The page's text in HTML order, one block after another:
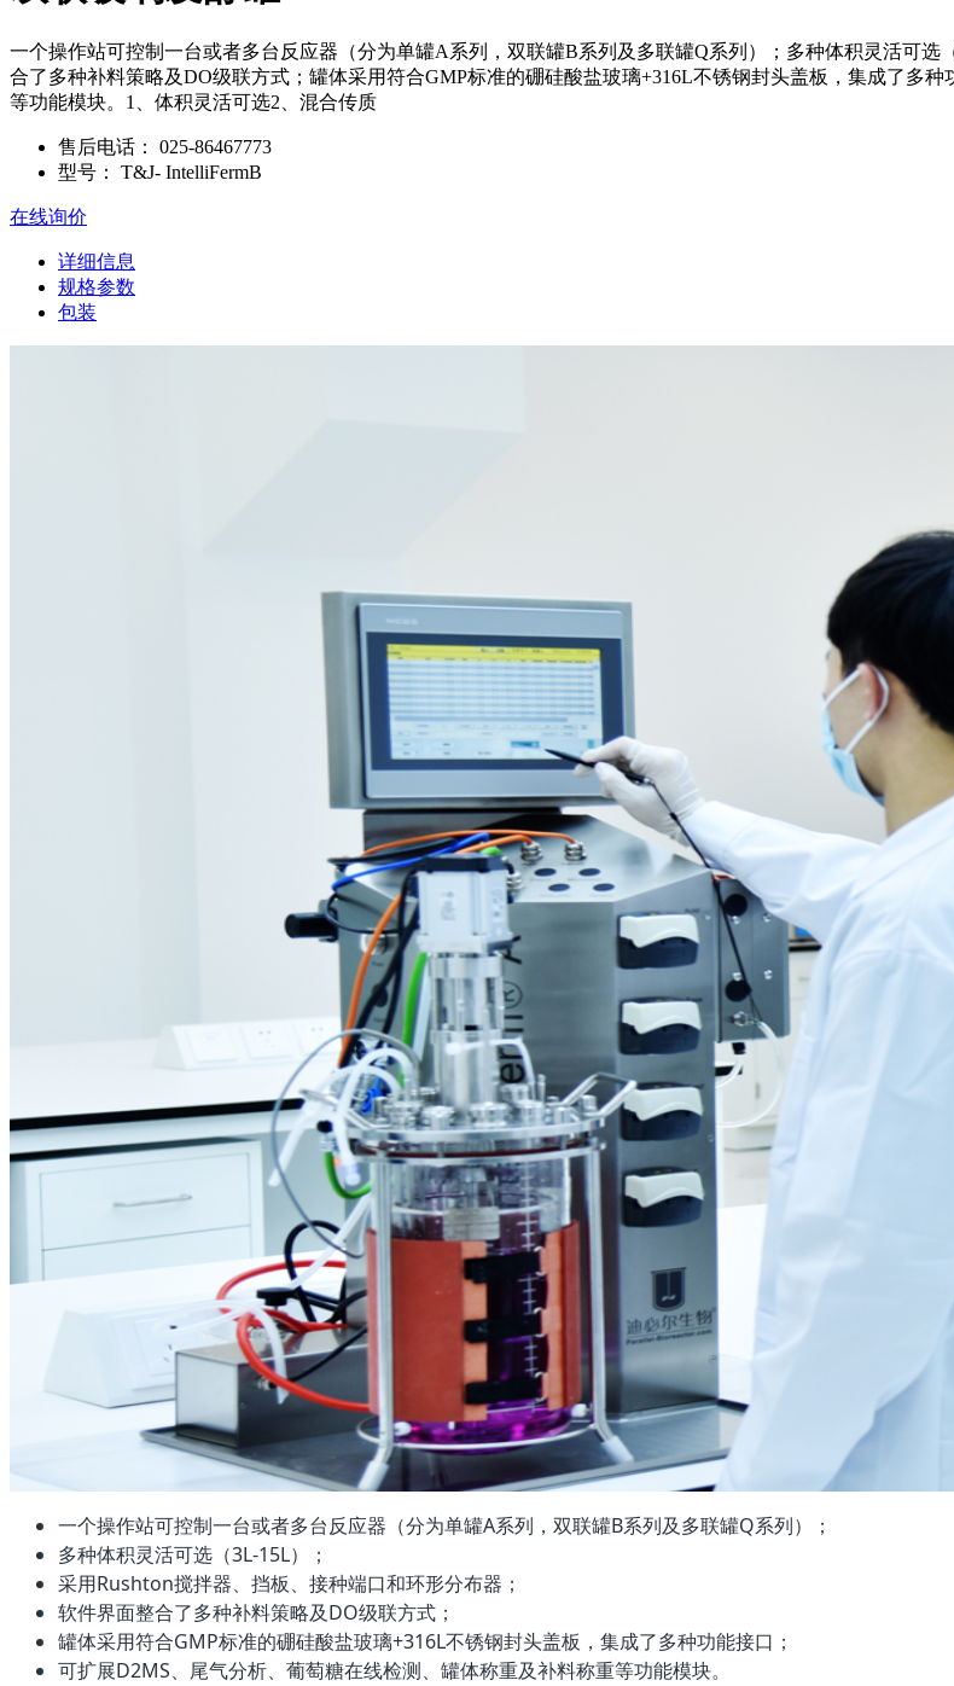
一个操作站可控制一台或者多台反应器（分为单罐A系列，双联罐B系列及多联罐Q系列）；多种体积灵活可
合了多种补料策略及DO级联方式；罐体采用符合GMP标准的硼硅酸盐玻璃+316L不锈钢封头盖板，集成了多
等功能模块。1、体积灵活可选2、混合传质
售后电话：
025-86467773
型号：
T&J- IntelliFermB
在线询价
详细信息
规格参数
包装
一个操作站可控制一台或者多台反应器（分为单罐A系列，双联罐B系列及多联罐Q系列）；
多种体积灵活可选（3L-15L）；
采用Rushton搅拌器、挡板、接种端口和环形分布器；
软件界面整合了多种补料策略及DO级联方式；
罐体采用符合GMP标准的硼硅酸盐玻璃+316L不锈钢封头盖板，集成了多种功能接口；
可扩展D2MS、尾气分析、葡萄糖在线检测、罐体称重及补料称重等功能模块。